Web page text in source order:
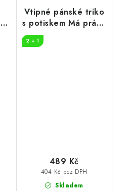
Vtipné pánské triko
s potiskem Má práce
2 + 1
Skladem
404 Kč bez DPH
489 Kč